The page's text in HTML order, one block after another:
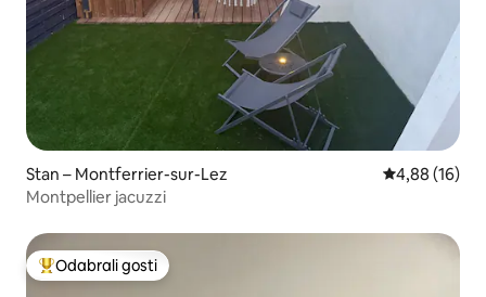
Stan – Montferrier-sur-Lez Prosječna
4,88 (16)
Montpellier jacuzzi
Među najviše rangiranima s oznakom „Odabrali gosti”
Odabrali gosti